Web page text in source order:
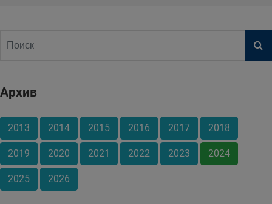
Архив
2013 2014 2015 2016 2017 2018
2019 2020 2021 2022 2023 2024
2025 2026